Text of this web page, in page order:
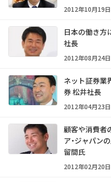
2012年10月19
日本の働き方
社長
2012年08月24
ネット証券業
券 松井社長
2012年04月23
顧客や消費者
ア・ジャパン
留間氏
2012年02月20